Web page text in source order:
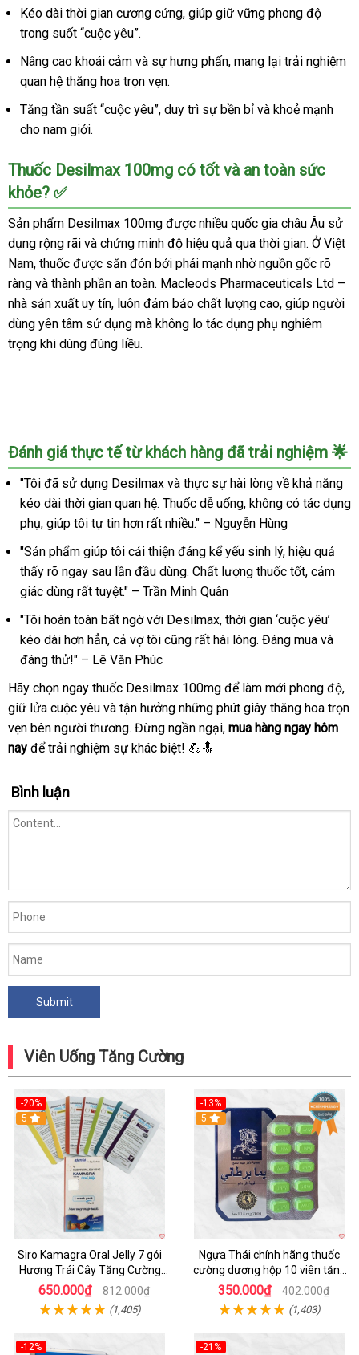
tăng
sinh
nhanh
Kéo dài thời gian cương cứng, giúp giữ vững phong độ
trong suốt “cuộc yêu”.
Nâng cao khoái cảm và sự hưng phấn, mang lại trải nghiệm
quan hệ thăng hoa trọn vẹn.
Tăng tần suất “cuộc yêu”, duy trì sự bền bỉ và khoẻ mạnh
cho nam giới.
Thuốc Desilmax 100mg có tốt và an toàn sức
khỏe? ✅
Sản phẩm Desilmax 100mg được nhiều quốc gia châu Âu sử
dụng rộng rãi và chứng minh độ hiệu quả qua thời gian. Ở Việt
Nam, thuốc được săn đón bởi phái mạnh nhờ nguồn gốc rõ
ràng và thành phần an toàn. Macleods Pharmaceuticals Ltd –
nhà sản xuất uy tín, luôn đảm bảo chất lượng cao, giúp người
dùng yên tâm sử dụng mà không lo tác dụng phụ nghiêm
trọng khi dùng đúng liều.
Đánh giá thực tế từ khách hàng đã trải nghiệm 🌟
"Tôi đã sử dụng Desilmax và thực sự hài lòng về khả năng
kéo dài thời gian quan hệ. Thuốc dễ uống, không có tác dụng
phụ, giúp tôi tự tin hơn rất nhiều." – Nguyễn Hùng
"Sản phẩm giúp tôi cải thiện đáng kể yếu sinh lý, hiệu quả
thấy rõ ngay sau lần đầu dùng. Chất lượng thuốc tốt, cảm
giác dùng rất tuyệt." – Trần Minh Quân
"Tôi hoàn toàn bất ngờ với Desilmax, thời gian ‘cuộc yêu’
kéo dài hơn hẳn, cả vợ tôi cũng rất hài lòng. Đáng mua và
đáng thử!" – Lê Văn Phúc
Hãy chọn ngay thuốc Desilmax 100mg để làm mới phong độ,
giữ lửa cuộc yêu và tận hưởng những phút giây thăng hoa trọn
vẹn bên người thương. Đừng ngần ngại, mua hàng ngay hôm
nay để trải nghiệm sự khác biệt! 💪🔝
Bình luận
Viên Uống Tăng Cường
-20%
5
Siro Kamagra Oral Jelly 7 gói
Hương Trái Cây Tăng Cường
Sinh Lý Nam
650.000₫ 812.000₫
(1,405)
-13%
Hot
5
Ngựa Thái chính hãng thuốc
cường dương hộp 10 viên tăng
sinh lực
350.000₫ 402.000₫
(1,403)
-12%
-21%